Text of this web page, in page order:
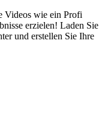
Videos wie ein Profi
erzielen! Laden Sie
und erstellen Sie Ihre